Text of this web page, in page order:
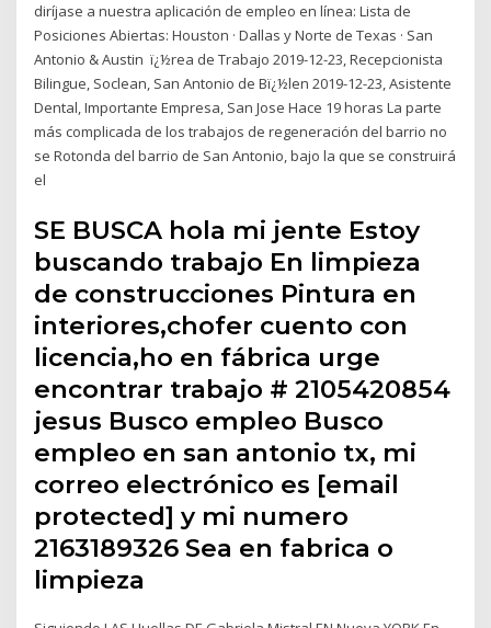
diríjase a nuestra aplicación de empleo en línea: Lista de
Posiciones Abiertas: Houston · Dallas y Norte de Texas · San
Antonio & Austin ï¿½rea de Trabajo 2019-12-23, Recepcionista
Bilingue, Soclean, San Antonio de Bï¿½len 2019-12-23, Asistente
Dental, Importante Empresa, San Jose Hace 19 horas La parte
más complicada de los trabajos de regeneración del barrio no
se Rotonda del barrio de San Antonio, bajo la que se construirá
el
SE BUSCA hola mi jente Estoy
buscando trabajo En limpieza
de construcciones Pintura en
interiores,chofer cuento con
licencia,ho en fábrica urge
encontrar trabajo # 2105420854
jesus Busco empleo Busco
empleo en san antonio tx, mi
correo electrónico es [email
protected] y mi numero
2163189326 Sea en fabrica o
limpieza